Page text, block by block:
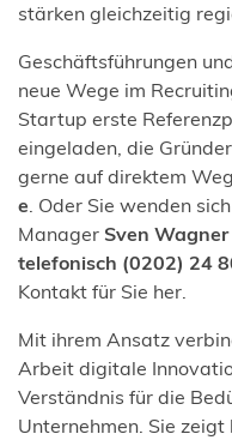
stärken gleichzeitig
Geschäftsführungen
neue Wege im
Startup erste
eingeladen, die
gerne auf direktem
e. Oder Sie wenden
Manager Sven
telefonisch (0202) 24
Kontakt für Sie her.
Mit ihrem Ansatz
Arbeit digitale
Verständnis für die
Unternehmen. Sie